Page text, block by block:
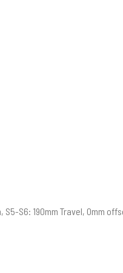
S5-S6: 190mm Travel, 0mm